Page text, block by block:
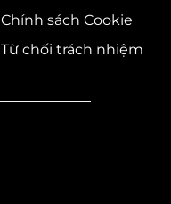
Chính sách Cookie
Từ chối trách nhiệm